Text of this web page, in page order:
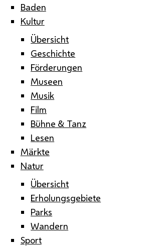
Baden
Kultur
Übersicht
Geschichte
Förderungen
Museen
Musik
Film
Bühne & Tanz
Lesen
Märkte
Natur
Übersicht
Erholungsgebiete
Parks
Wandern
Sport